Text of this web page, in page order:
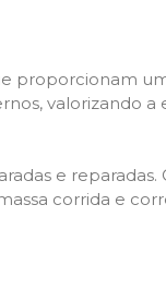
proporcionam
valorizando
e reparadas.
corrida e